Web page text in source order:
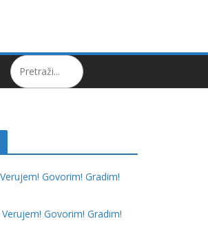
Govorim! Gradim!
Govorim! Gradim!